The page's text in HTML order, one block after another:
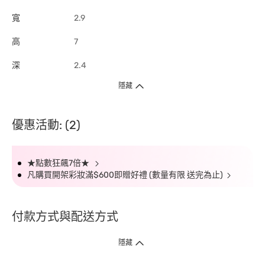
寬 2.9
高 7
深 2.4
隱藏
優惠活動: (2)
★點數狂飆7倍★
凡購買開架彩妝滿$600即贈好禮 (數量有限 送完為止)
付款方式與配送方式
隱藏